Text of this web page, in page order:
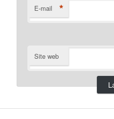
E-mail *
Site web